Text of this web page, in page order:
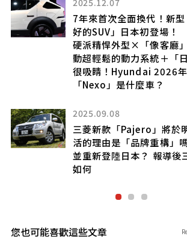
7年來首次全面換代！新
好的SUV」日本初登場！
硬派精悍外型×「像客廳
動超輕鬆的動力系統＋「
很吸睛！Hyundai 2026
「Nexo」是什麼車？
2025.09.08
三菱新款「Pajero」將於
活的理由是「品牌重構
並重新登陸日本？ 報導後
如何
您也可能喜歡這些文章